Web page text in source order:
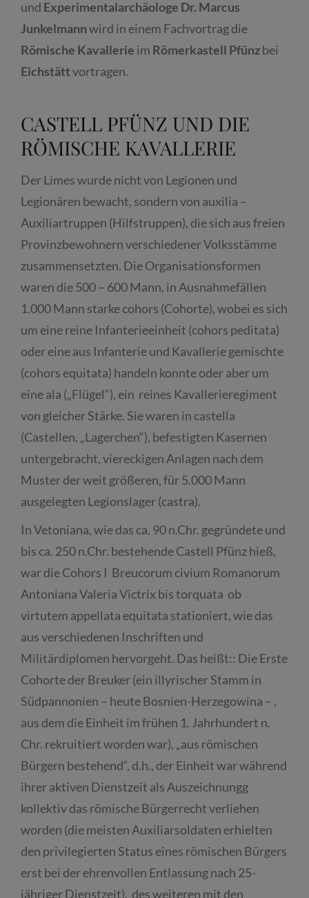
und Experimentalarchäologe Dr. Marcus
Junkelmannwird in einem Fachvortrag die
Römische Kavallerie im Römerkastell Pfünzbei
Eichstättvortragen.
CASTELL PFÜNZ UND DIE
RÖMISCHE KAVALLERIE
Der Limes wurde nicht von Legionen und
Legionären bewacht, sondern von auxilia –
Auxiliartruppen (Hilfstruppen), die sich aus freien
Provinzbewohnern verschiedener Volksstämme
zusammensetzten. Die Organisationsformen
waren die 500 – 600 Mann, in Ausnahmefällen
1.000 Mann starke cohors (Cohorte), wobei es sich
um eine reine Infanterieeinheit (cohors peditata)
oder eine aus Infanterie und Kavallerie gemischte
(cohors equitata) handeln konnte oder aber um
eine ala („Flügel“), ein reines Kavallerieregiment
von gleicher Stärke. Sie waren in castella
(Castellen, „Lagerchen“), befestigten Kasernen
untergebracht, viereckigen Anlagen nach dem
Muster der weit größeren, für 5.000 Mann
ausgelegten Legionslager (castra).
In Vetoniana, wie das ca. 90 n.Chr. gegründete und
bis ca. 250 n.Chr. bestehende Castell Pfünz hieß,
war die Cohors I Breucorum civium Romanorum
Antoniana Valeria Victrix bis torquata ob
virtutem appellata equitata stationiert, wie das
aus verschiedenen Inschriften und
Militärdiplomen hervorgeht. Das heißt:: Die Erste
Cohorte der Breuker (ein illyrischer Stamm in
Südpannonien – heute Bosnien-Herzegowina – ,
aus dem die Einheit im frühen 1. Jahrhundert n.
Chr. rekruitiert worden war), „aus römischen
Bürgern bestehend“, d.h., der Einheit war während
ihrer aktiven Dienstzeit als Auszeichnungg
kollektiv das römische Bürgerrecht verliehen
worden (die meisten Auxiliarsoldaten erhielten
den privilegierten Status eines römischen Bürgers
erst bei der ehrenvollen Entlassung nach 25-
jähriger Dienstzeit), des weiteren mit den